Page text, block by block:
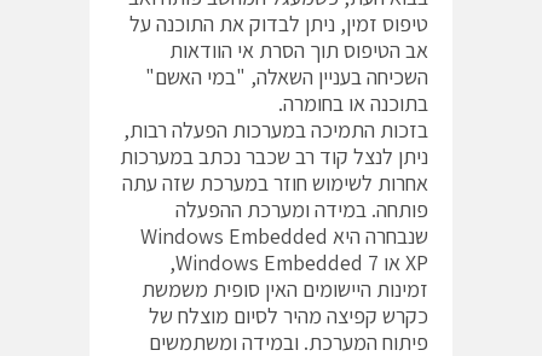
טיפוס זמין, ניתן לבדוק את התוכנה על
אב הטיפוס תוך הסרת אי הוודאות
השכיחה בעניין השאלה, "במי האשם"
בתוכנה או בחומרה.
בזכות התמיכה במערכות הפעלה רבות,
ניתן לנצל קוד רב שכבר נכתב במערכות
אחרות לשימוש חוזר במערכת שזה עתה
פותחה. במידה ומערכת ההפעלה
שנבחרה היא Windows Embedded
XP או Windows Embedded 7,
זמינות היישומים האין סופית משמשת
כקרש קפיצה מהיר לסיום מוצלח של
פיתוח המערכת. ובמידה ומשתמשים